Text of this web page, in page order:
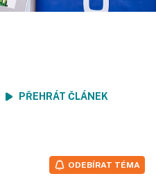
PŘEHRÁT ČLÁNEK
ODEBÍRAT TÉMA